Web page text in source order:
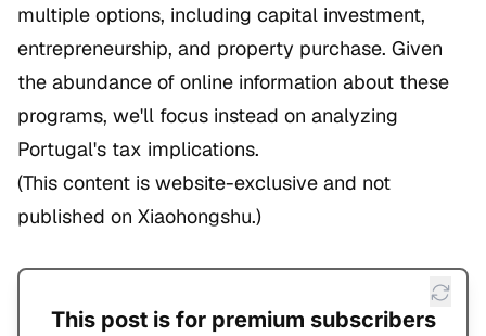
multiple options, including capital investment,
entrepreneurship, and property purchase. Given
the abundance of online information about these
programs, we'll focus instead on analyzing
Portugal's tax implications.
(This content is website-exclusive and not
published on Xiaohongshu.)
This post is for premium subscribers